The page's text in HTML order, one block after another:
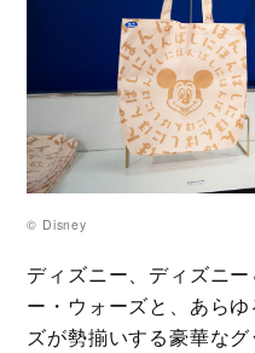
© Disney
ディズニー、ディズニ
ー・ウォーズと、あら
ズが勢揃いする豪華な